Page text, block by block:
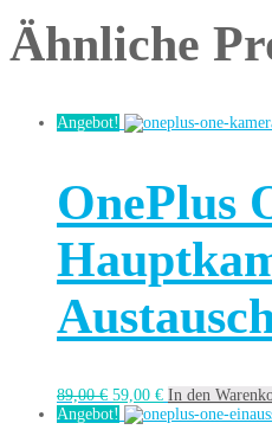
Ähnliche
Angebot!
OnePlus
89,00€ 59,00 € In den
Angebot!